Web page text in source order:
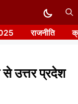
राजनीति
से उत्तर प्रदेश